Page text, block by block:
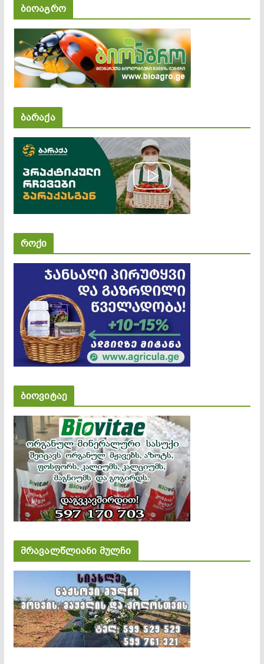
ბიოაგრო
ბარაქა
როქი
ბიოვიტაე
მრავალწლიანი მულჩი